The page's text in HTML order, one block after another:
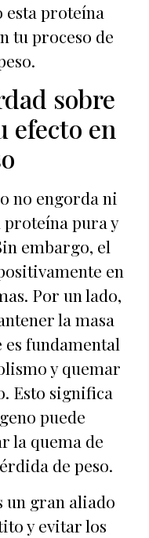
proteína
tu proceso de
sobre
efecto en
no engorda ni
proteína pura y
embargo, el
en
Por un lado,
la masa
fundamental
y quemar
Esto significa
puede
la quema de
de peso.
un gran aliado
y evitar los